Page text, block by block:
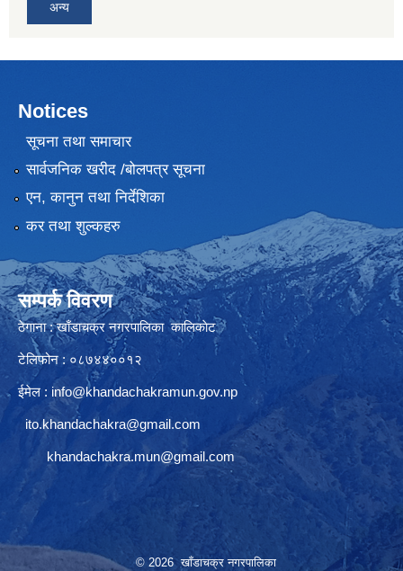
अन्य
Notices
सूचना तथा समाचार
सार्वजनिक खरीद /बोलपत्र सूचना
एन, कानुन तथा निर्देशिका
कर तथा शुल्कहरु
सम्पर्क विवरण
ठेगाना : खाँडाचक्र नगरपालिका कालिकाेट
टेलिफोन : ०८७४४००१२
ईमेल : info@khandachakramun.gov.np
ito.khandachakra@gmail.com
khandachakra.mun@gmail.com
© 2026 खाँडाचक्र नगरपालिका